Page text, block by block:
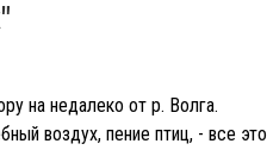
на недалеко от р. Волга.
воздух, пение птиц, - все это